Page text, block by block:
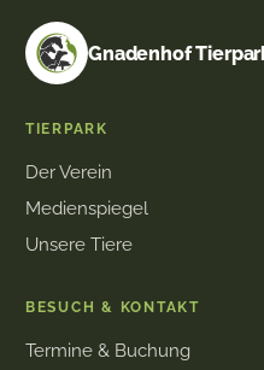
Gnadenhof
TIERPARK
Der Verein
Medienspiegel
Unsere Tiere
BESUCH & KONTAKT
Termine & Buchung
Facebook
Instagram
YouTube